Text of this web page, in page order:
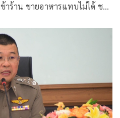
าร้าน ขายอาหารแทบไม่ได้ ชาว